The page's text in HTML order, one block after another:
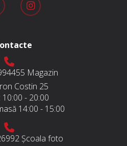
Magazin
Costin 25
10:00 - 20:00
14:00 - 15:00
Școala foto